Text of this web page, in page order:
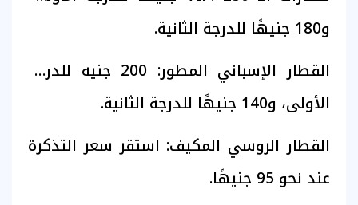
و180 جنيهًا للدرجة الثانية.
القطار الإسباني المطور: 200 جنيه للدرجة
الأولى، و140 جنيهًا للدرجة الثانية.
القطار الروسي المكيف: استقر سعر التذكرة
عند نحو 95 جنيهًا.